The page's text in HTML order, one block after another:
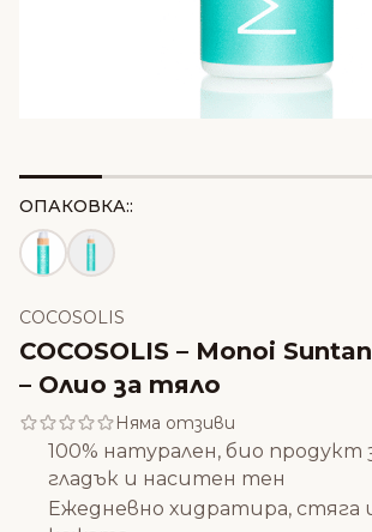
COCOSOLIS
COCOSOLIS – Monoi
– Олио за тяло
Няма отзиви
100% натурален, био продукт
гладък и наситен тен
Ежедневно хидратира, стяга
ОПАКОВКА::